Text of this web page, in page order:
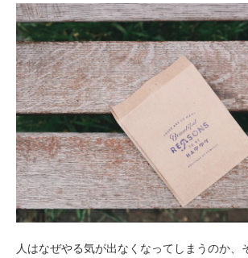
人はなぜやる気が出なくなってしまうのか、